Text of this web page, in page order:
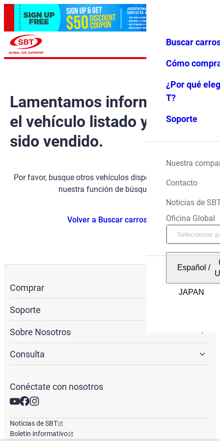
Favoritos Menú
Buscar
Cómo
¿Por qué
T?
Soporte
Nuestra
Contacto
Noticias de
Oficina Global
Español /
Lamentamos informarle que
el vehículo listado ya ha
sido vendido.
Por favor, busque otros vehículos disponibles utilizando
nuestra función de búsqueda.
Volver a Buscar carros
Comprar
Soporte
Sobre Nosotros
Consulta
Conéctate con nosotros
Noticias de SBT
Boletin informativo